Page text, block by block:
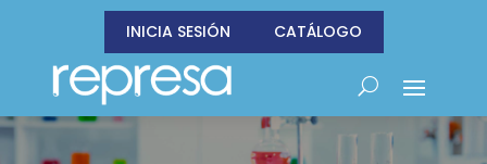
INICIA SESIÓN CATÁLOGO